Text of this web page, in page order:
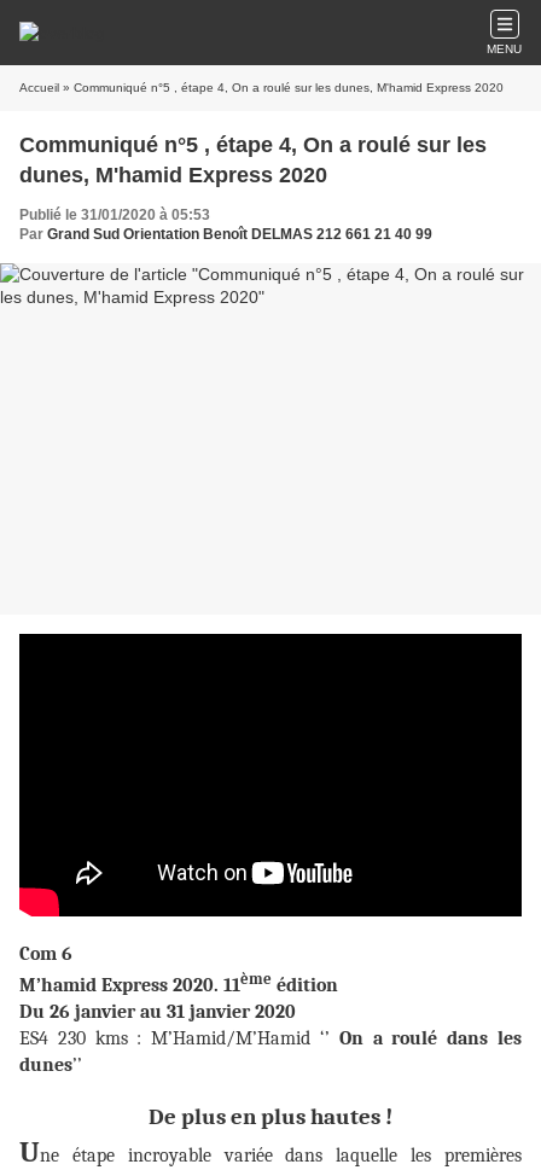
MENU
Accueil » Communiqué n°5 , étape 4, On a roulé sur les dunes, M'hamid Express 2020
Communiqué n°5 , étape 4, On a roulé sur les
dunes, M'hamid Express 2020
Publié le 31/01/2020 à 05:53
Par Grand Sud Orientation Benoît DELMAS 212 661 21 40 99
Com 6
M’hamid Express 2020. 11ème édition
Du 26 janvier au 31 janvier 2020
ES4 230 kms : M’Hamid/M’Hamid ‘’ On a roulé dans les
dunes’’
De plus en plus hautes !
Une étape incroyable variée dans laquelle les premières